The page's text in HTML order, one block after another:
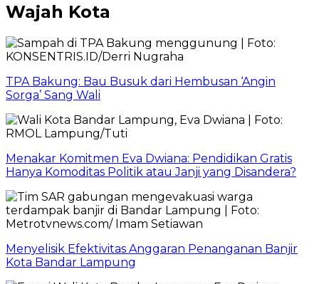
Wajah Kota
TPA Bakung: Bau Busuk dari Hembusan ‘Angin
Sorga’ Sang Wali
Menakar Komitmen Eva Dwiana: Pendidikan Gratis
Hanya Komoditas Politik atau Janji yang Disandera?
Menyelisik Efektivitas Anggaran Penanganan Banjir
Kota Bandar Lampung